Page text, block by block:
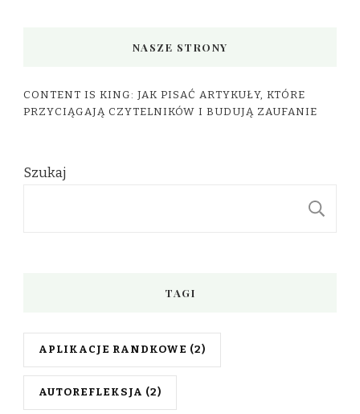
NASZE STRONY
CONTENT IS KING: JAK PISAĆ ARTYKUŁY, KTÓRE
PRZYCIĄGAJĄ CZYTELNIKÓW I BUDUJĄ ZAUFANIE
Szukaj
TAGI
APLIKACJE RANDKOWE (2)
AUTOREFLEKSJA (2)